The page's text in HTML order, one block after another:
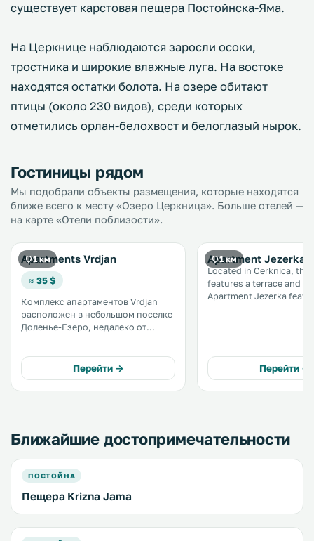
существует карстовая пещера Постойнска-Яма.
На Церкнице наблюдаются заросли осоки,
тростника и широкие влажные луга. На востоке
находятся остатки болота. На озере обитают
птицы (около 230 видов), среди которых
отметились орлан-белохвост и белоглазый нырок.
Гостиницы рядом
Мы подобрали объекты размещения, которые находятся
ближе всего к месту «Озеро Церкница». Больше отелей —
на карте «Отели поблизости».
1 км
Apartments Vrdjan
≈ 35 $
Комплекс апартаментов Vrdjan
расположен в небольшом поселке
Доленье-Езеро, недалеко от
деревянной мебелью и оснащены
бесплатным WiFi. В окрестностях
есть условия для велоспорта и
Перейти →
1 км
Apartment Jezerka
Located in Cerknica,
features a terrace and a
Apartment Jezerka
Перейти →
Ближайшие достопримечательности
ПОСТОЙНА
Пещера Krizna Jama